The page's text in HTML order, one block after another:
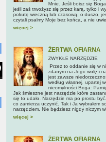
Mnie. Jeśli boisz się
jeśli zaś trwożysz się przez karą, tylko i
pokutę wieczną lub czasową, o duszo,
czytali psalmy Moje bez końca, a nie
więcej >
ŻERTWA OFIARNA
ZWYKŁE NARZĘDZIE
Przez to oddanie się w
zdanym na Jego wolę i
jest zawsze
według własnej, upartej
nieomylności Boga:
Jak śmieszne jest narzędzie które
się to udało. Narzędzie ma po prostu
co zamierza uczynić. Tak i Ja wybrałem
narzędziem. Nie będziesz nigdy niczym
więcej >
ŻERTWA OFIARNA